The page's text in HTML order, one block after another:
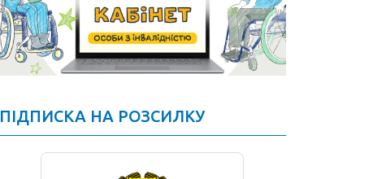
ПІДПИСКА НА РОЗСИЛКУ